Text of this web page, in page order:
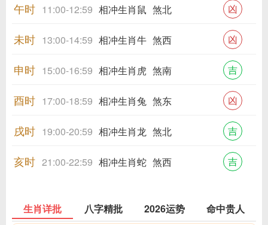
午时 11:00-12:59 相冲生肖鼠 煞北 凶
未时 13:00-14:59 相冲生肖牛 煞西 凶
申时 15:00-16:59 相冲生肖虎 煞南 吉
酉时 17:00-18:59 相冲生肖兔 煞东 凶
戌时 19:00-20:59 相冲生肖龙 煞北 吉
亥时 21:00-22:59 相冲生肖蛇 煞西 吉
生肖详批 八字精批 2026运势 命中贵人